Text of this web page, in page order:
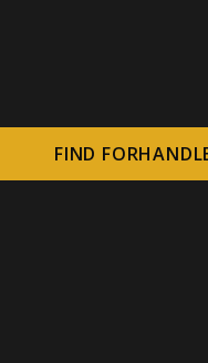
FIND